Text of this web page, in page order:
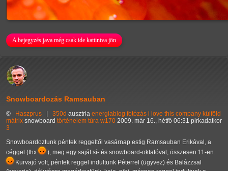
A bejegyzés java még csak ide kattintva jön
Snowboardozás Ramsauban
© Haszprus | 350d ausztria energiablog fotózás i love this company külföld
mátrix snowboard történelem túra w170 2009. már 16., hétfő 06:31 pirkadatkor
3
Snowboardoztunk péntek reggeltől vasárnap estig Ramsauban Erikával, a
céggel (thx
), meg egy saját sí- és snowboard-oktatóval, összesen 11-en.
Kurvajó volt, péntek reggel indultunk Péterrel (ügyvez) és Balázzsal